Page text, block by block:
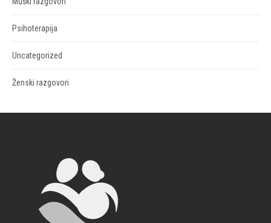
Psihoterapija
Uncategorized
Ženski razgovori